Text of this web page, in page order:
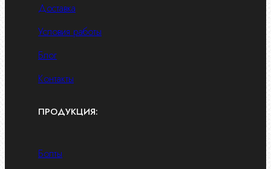
Доставка
Условия работы
Блог
Контакты
ПРОДУКЦИЯ:
Болты